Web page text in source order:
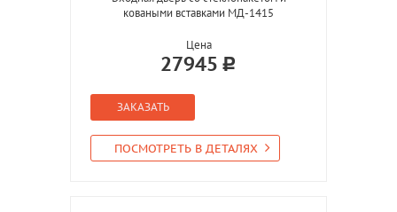
коваными вставками МД-1415
Цена
27945
ЗАКАЗАТЬ
ПОСМОТРЕТЬ В ДЕТАЛЯХ